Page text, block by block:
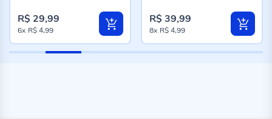
R$ 29,99
6x R$ 4,99
R$ 39,99
8x R$ 4,99